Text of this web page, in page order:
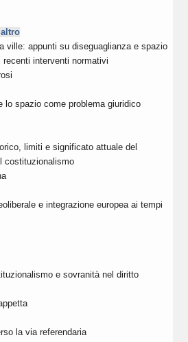
ville: appunti su diseguaglianza e spazio
interventi normativi
lo spazio come problema giuridico
limiti e significato attuale del
costituzionalismo
e integrazione europea ai tempi
e sovranità nel diritto
la via referendaria